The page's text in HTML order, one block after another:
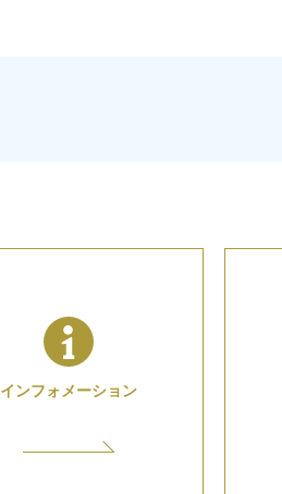
インフォメーション